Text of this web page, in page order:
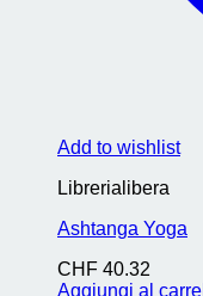
Add to wishlist
Librerialibera
Ashtanga Yoga
CHF 40.32
Aggiungi al